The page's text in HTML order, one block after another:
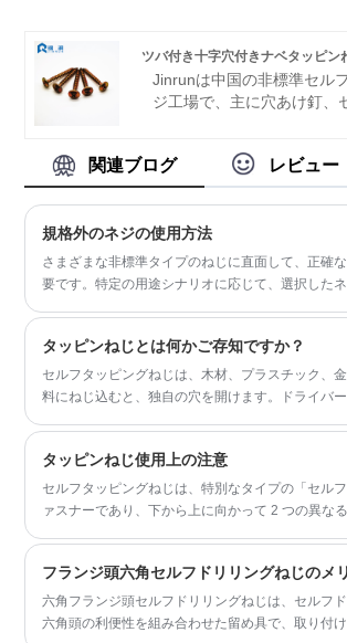
高力ボルトなどを生み出し
ファスナーメーカーとなっ
びその他の製品。
ツバ付き十字穴付きナベタッピン
Jinrunは中国の非標準セル
ジ工場で、主に穴あけ釘、
どを生産しており、強力な
ヤーです。
関連ブログ レビュー
規格外のネジの使用方法
さまざまな非標準タイプのねじに直面して、正確
要です。特定の用途シナリオに応じて、選択した
があります。
タッピンねじとは何かご存知ですか？
セルフタッピングねじは、木材、プラスチック、
料にねじ込むと、独自の穴を開けます。ドライバ
タッピンねじ使用上の注意
セルフタッピングねじは、特別なタイプの「セル
ァスナーであり、下から上に向かって 2 つの異な
フランジ頭六角セルフドリリングねじのメ
六角フランジ頭セルフドリリングねじは、セルフ
六角頭の利便性を組み合わせた留め具で、取り付け